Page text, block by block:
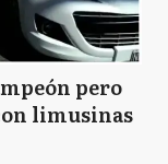
pero
limusinas